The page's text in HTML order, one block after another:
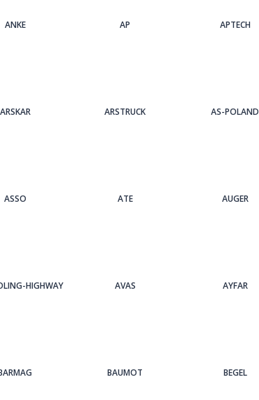
ANKE AP APTECH
ARSKAR ARSTRUCK AS-POLAND
ASSO ATE AUGER
HIGHWAY AVAS AYFAR
BAUMOT BEGEL